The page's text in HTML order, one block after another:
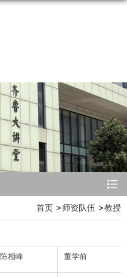
首页 师资队伍 教授
陈相峰 董学前